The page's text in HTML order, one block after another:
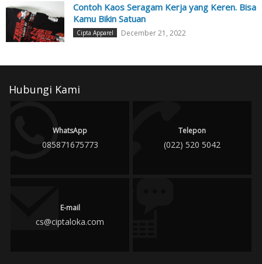
Contoh Kaos Seragam Kerja yang Keren. Bisa
Kamu Bikin Satuan
Cipta Apparel December 21, 2022
Hubungi Kami
WhatsApp
085871675773
Telepon
(022) 520 5042
E-mail
cs@ciptaloka.com